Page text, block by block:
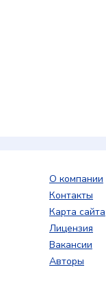
О компании
Контакты
Карта сайта
Лицензия
Вакансии
Авторы